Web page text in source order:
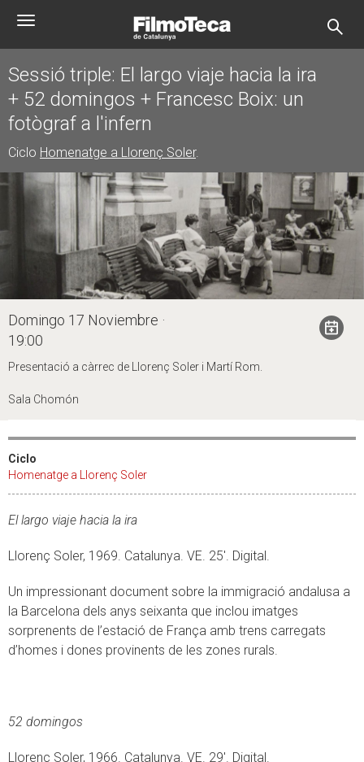
Toggle
Sessió triple: El largo viaje hacia la ira
+ 52 domingos + Francesc Boix: un
fotògraf a l'infern
Ciclo Homenatge a Llorenç Soler.
Domingo 17 Noviembre ·
19:00
Presentació a càrrec de Llorenç Soler i Martí Rom.
Sala Chomón
Ciclo
Homenatge a Llorenç Soler
El largo viaje hacia la ira
Llorenç Soler, 1969. Catalunya. VE. 25'. Digital.
Un impressionant document sobre la immigració andalusa a
la Barcelona dels anys seixanta que inclou imatges
sorprenents de l’estació de França amb trens carregats
d’homes i dones provinents de les zones rurals.
52 domingos
Llorenç Soler, 1966. Catalunya. VE. 29'. Digital.